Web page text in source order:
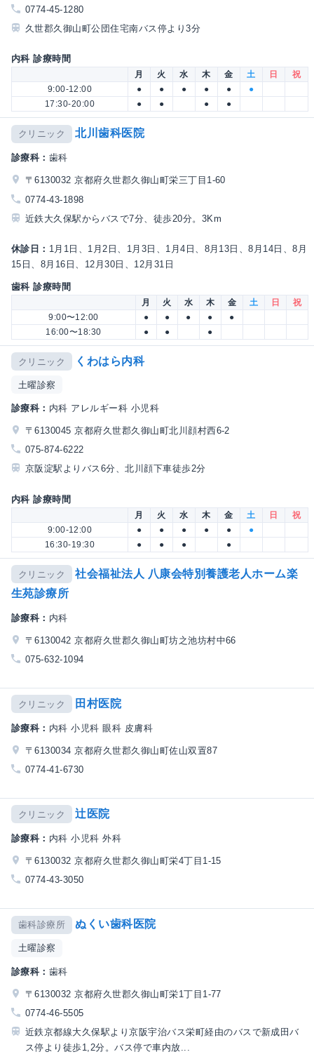
0774-45-1280
久世郡久御山町公団住宅南バス停より3分
内科 診療時間
月 火 水 木 金 土 日
祝
9:00-12:00
● ● ● ● ●
●
17:30-20:00
● ● ● ●
クリニック 北川歯科医院
診療科： 歯科
〒6130032 京都府久世郡久御山町栄三丁目1-60
0774-43-1898
近鉄大久保駅からバスで7分、徒歩20分。3Km
休診日： 1月1日、1月2日、1月3日、1月4日、8月13日、8月14日、8月
15日、8月16日、12月30日、12月31日
歯科 診療時間
月 火 水 木 金 土 日
祝
9:00〜12:00
● ● ● ●
●
16:00〜18:30
● ● ●
クリニック くわはら内科
土曜診察
診療科： 内科 アレルギー科 小児科
〒6130045 京都府久世郡久御山町北川顔村西6-2
075-874-6222
京阪淀駅よりバス6分、北川顔下車徒歩2分
内科 診療時間
月 火 水 木 金 土 日
祝
9:00-12:00
● ● ● ● ●
●
16:30-19:30
● ● ● ●
クリニック
社会福祉法人 八康会特別養護老人ホーム楽
生苑診療所
診療科： 内科
〒6130042 京都府久世郡久御山町坊之池坊村中66
075-632-1094
クリニック 田村医院
診療科： 内科 小児科 眼科 皮膚科
〒6130034 京都府久世郡久御山町佐山双置87
0774-41-6730
クリニック 辻医院
診療科： 内科 小児科 外科
〒6130032 京都府久世郡久御山町栄4丁目1-15
0774-43-3050
歯科診療所 ぬくい歯科医院
土曜診察
診療科： 歯科
〒6130032 京都府久世郡久御山町栄1丁目1-77
0774-46-5505
近鉄京都線大久保駅より京阪宇治バス栄町経由のバスで新成田バ
ス停より徒歩1,2分。バス停で車内放...